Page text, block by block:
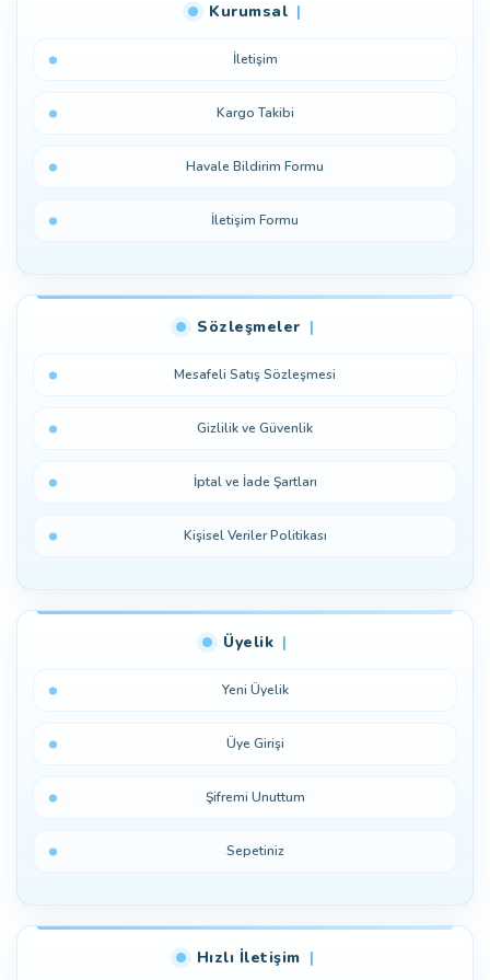
Kurumsal
İletişim
Kargo Takibi
Havale Bildirim Formu
İletişim Formu
Sözleşmeler
Mesafeli Satış Sözleşmesi
Gizlilik ve Güvenlik
İptal ve İade Şartları
Kişisel Veriler Politikası
Üyelik
Yeni Üyelik
Üye Girişi
Şifremi Unuttum
Sepetiniz
Hızlı İletişim